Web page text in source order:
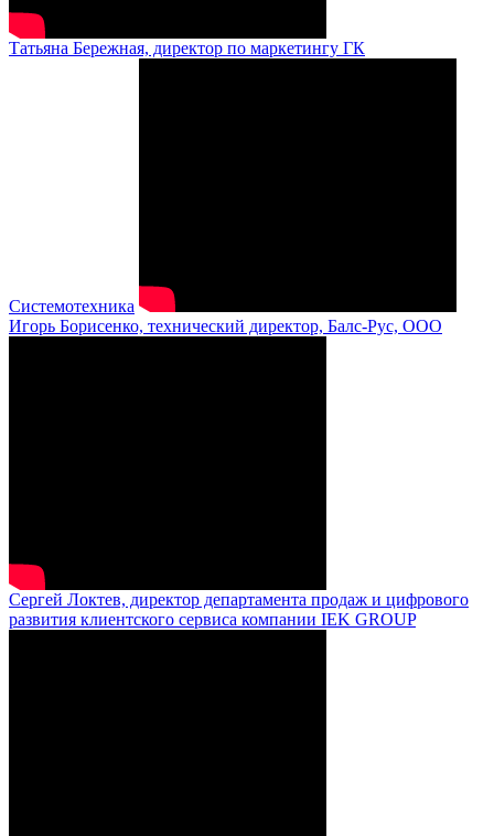
Татьяна Бережная, директор по маркетингу ГК
Системотехника
Игорь Борисенко, технический директор, Балс-Рус, ООО
Сергей Локтев, директор департамента продаж и цифрового
развития клиентского сервиса компании IEK GROUP